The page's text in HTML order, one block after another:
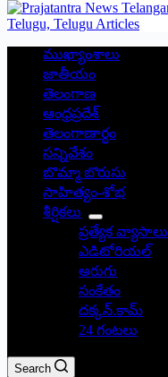
ముఖ్యాంశాలు
జాతీయం
తెలంగాణ
ఆంధ్రప్రదేశ్
తెలంగాణార్థం
సన్నివేశం
బొమ్మా బొరుసు
సాహిత్యం-శోభ
శీర్షికలు
ప్రత్యేక వ్యాసాలు
ఎడిటోరియల్
అరుగు
సంకేతం
దక్కన్.కామ్
24 గంటలు
Search